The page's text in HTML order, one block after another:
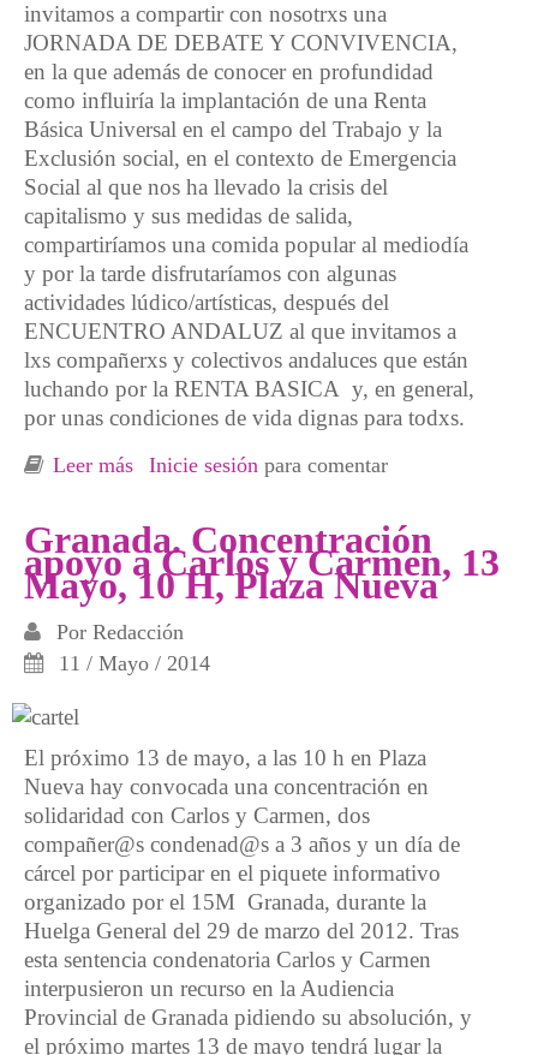
invitamos a compartir con nosotrxs una
JORNADA DE DEBATE Y CONVIVENCIA,
en la que además de conocer en profundidad
como influiría la implantación de una Renta
Básica Universal en el campo del Trabajo y la
Exclusión social, en el contexto de Emergencia
Social al que nos ha llevado la crisis del
capitalismo y sus medidas de salida,
compartiríamos una comida popular al mediodía
y por la tarde disfrutaríamos con algunas
actividades lúdico/artísticas, después del
ENCUENTRO ANDALUZ al que invitamos a
lxs compañerxs y colectivos andaluces que están
luchando por la RENTA BASICA y, en general,
por unas condiciones de vida dignas para todxs.
Leer más sobre Jornadas de debate. ¡Renta Básica YA!
Inicie sesión para comentar
Granada. Concentración
apoyo a Carlos y Carmen, 13
Mayo, 10 H, Plaza Nueva
Por Redacción
11 / Mayo / 2014
El próximo 13 de mayo, a las 10 h en Plaza
Nueva hay convocada una concentración en
solidaridad con Carlos y Carmen, dos
compañer@s condenad@s a 3 años y un día de
cárcel por participar en el piquete informativo
organizado por el 15M Granada, durante la
Huelga General del 29 de marzo del 2012. Tras
esta sentencia condenatoria Carlos y Carmen
interpusieron un recurso en la Audiencia
Provincial de Granada pidiendo su absolución, y
el próximo martes 13 de mayo tendrá lugar la